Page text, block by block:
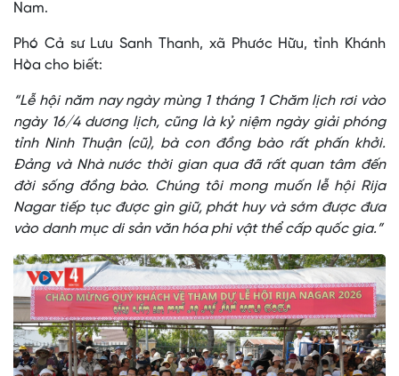
Nam.
Phó Cả sư Lưu Sanh Thanh, xã Phước Hữu, tỉnh Khánh
Hòa cho biết:
“Lễ hội năm nay ngày mùng 1 tháng 1 Chăm lịch rơi vào
ngày 16/4 dương lịch, cũng là kỷ niệm ngày giải phóng
tỉnh Ninh Thuận (cũ), bà con đồng bào rất phấn khởi.
Đảng và Nhà nước thời gian qua đã rất quan tâm đến
đời sống đồng bào. Chúng tôi mong muốn lễ hội Rija
Nagar tiếp tục được gìn giữ, phát huy và sớm được đưa
vào danh mục di sản văn hóa phi vật thể cấp quốc gia.”